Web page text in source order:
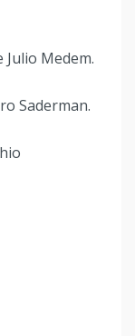
Medem.
Saderman.